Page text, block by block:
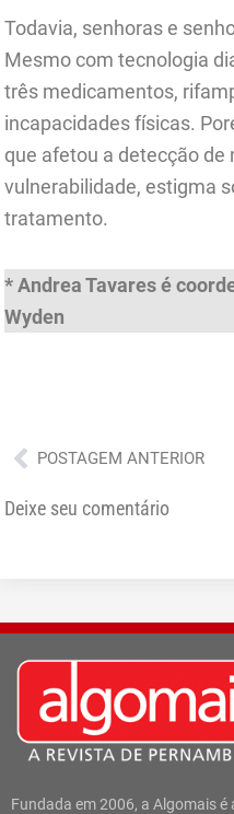
Todavia, senhoras e
Mesmo com tecnologia
três medicamentos,
incapacidades físicas.
que afetou a detecção de
vulnerabilidade, estigma
tratamento.
* Andrea Tavares é
Wyden
Anterior
POSTAGEM ANTERIOR
Deixe seu comentário
Fundada em 2006, a Algomais é